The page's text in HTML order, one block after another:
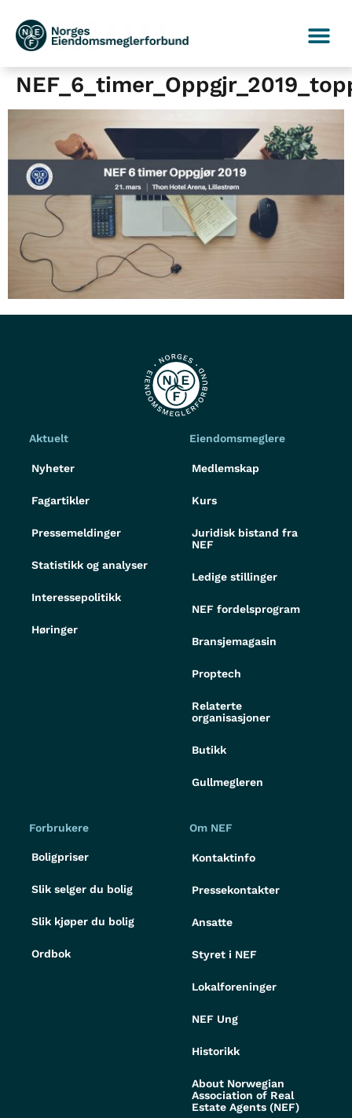
Aktuelt
Nyheter
Fagartikler
Pressemeldinger
Statistikk og analyser
Interessepolitikk
Høringer
Eiendomsmeglere
Medlemskap
Kurs
Juridisk bistand fra
NEF
Ledige stillinger
NEF fordelsprogram
Bransjemagasin
Proptech
Relaterte
organisasjoner
Butikk
Gullmegleren
Forbrukere
Boligpriser
Slik selger du bolig
Slik kjøper du bolig
Ordbok
Om NEF
Kontaktinfo
Pressekontakter
Ansatte
Styret i NEF
Lokalforeninger
NEF Ung
Historikk
About Norwegian
Association of Real
Estate Agents (NEF)